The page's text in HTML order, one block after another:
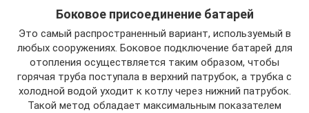
Боковое присоединение батарей
Это самый распространенный вариант, используемый в
любых сооружениях. Боковое подключение батарей для
отопления осуществляется таким образом, чтобы
горячая труба поступала в верхний патрубок, а трубка с
холодной водой уходит к котлу через нижний патрубок.
Такой метод обладает максимальным показателем